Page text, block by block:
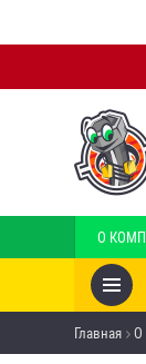
О
Главная О